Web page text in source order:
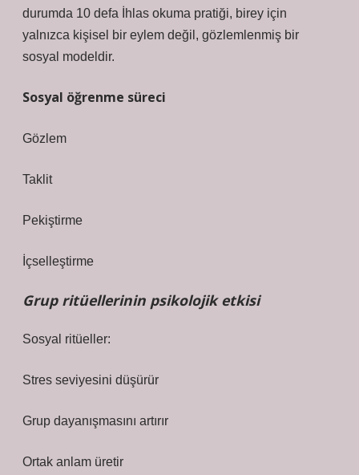
durumda 10 defa İhlas okuma pratiği, birey için
yalnızca kişisel bir eylem değil, gözlemlenmiş bir
sosyal modeldir.
Sosyal öğrenme süreci
Gözlem
Taklit
Pekiştirme
İçselleştirme
Grup ritüellerinin psikolojik etkisi
Sosyal ritüeller:
Stres seviyesini düşürür
Grup dayanışmasını artırır
Ortak anlam üretir